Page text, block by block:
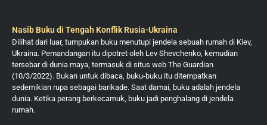
Nasib Buku di Tengah Konflik Rusia-Ukraina
Dilihat dari luar, tumpukan buku menutupi jendela sebuah rumah di Kiev,
Ukraina. Pemandangan itu dipotret oleh Lev Shevchenko, kemudian
tersebar di dunia maya, termasuk di situs web The Guardian
(10/3/2022). Bukan untuk dibaca, buku-buku itu ditempatkan
sedemikian rupa sebagai barikade. Saat damai, buku adalah jendela
dunia. Ketika perang berkecamuk, buku jadi penghalang di jendela
rumah.